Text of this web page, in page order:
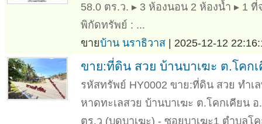
58.0 ตร.ว. ▸ 3 ห้องนอน 2 ห้องน้ำ ▸ 1
พิกัดทรัพย์ : ...
ขายบ้าน นราธิวาส | 2025-12-12
ขาย:ที่ดิน สวย บ้านบาเฆะ ต.โคก
รหัสทรัพย์ HY0002 ขาย:ที่ดิน สวย ทำ
หาดทะเลสวย บ้านบาเฆะ ต.โคกเคียน
ตร.ว (บูดูบาเฆะ) - ซอยบาเฆะ1 ตำบลโ